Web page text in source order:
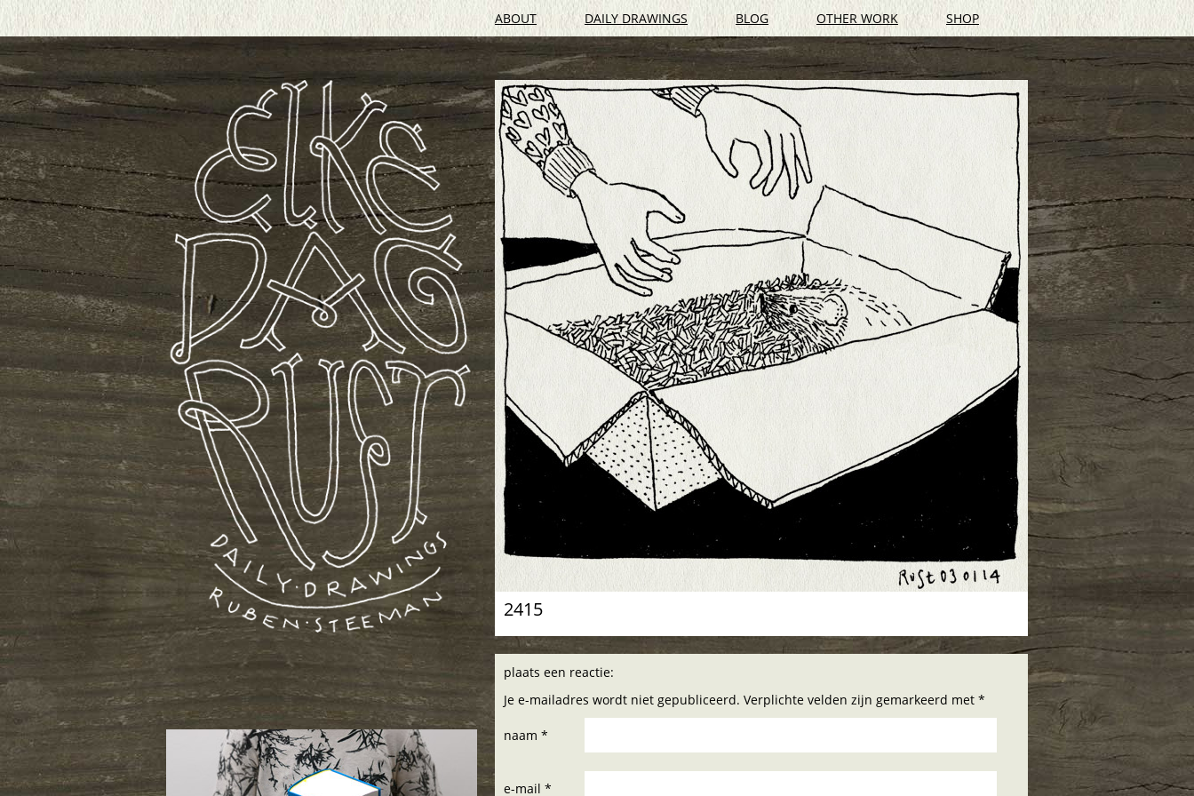
ABOUT DAILY DRAWINGS BLOG OTHER WORK SHOP
2415
plaats een reactie:
Je e-mailadres wordt niet gepubliceerd. Verplichte velden zijn gemarkeerd met *
naam *
e-mail *